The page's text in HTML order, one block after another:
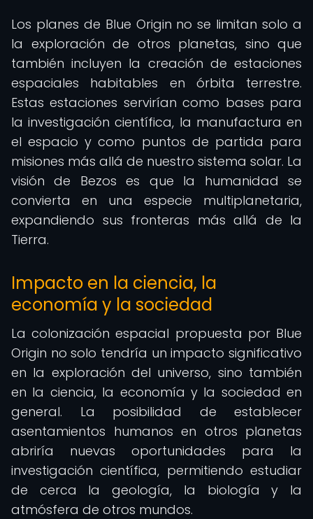
Los planes de Blue Origin no se limitan solo a
la exploración de otros planetas, sino que
también incluyen la creación de estaciones
espaciales habitables en órbita terrestre.
Estas estaciones servirían como bases para
la investigación científica, la manufactura en
el espacio y como puntos de partida para
misiones más allá de nuestro sistema solar. La
visión de Bezos es que la humanidad se
convierta en una especie multiplanetaria,
expandiendo sus fronteras más allá de la
Tierra.
Impacto en la ciencia, la
economía y la sociedad
La colonización espacial propuesta por Blue
Origin no solo tendría un impacto significativo
en la exploración del universo, sino también
en la ciencia, la economía y la sociedad en
general. La posibilidad de establecer
asentamientos humanos en otros planetas
abriría nuevas oportunidades para la
investigación científica, permitiendo estudiar
de cerca la geología, la biología y la
atmósfera de otros mundos.